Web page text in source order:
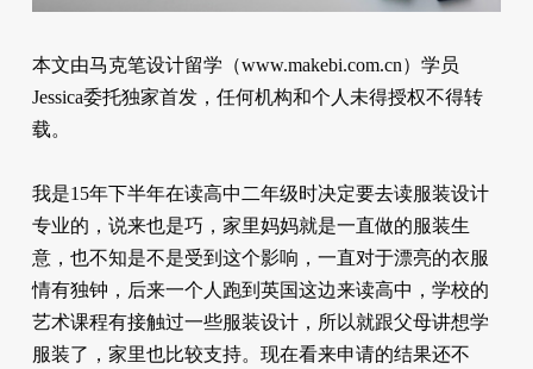
本文由马克笔设计留学（www.makebi.com.cn）学员
Jessica委托独家首发，任何机构和个人未得授权不得转
载。
我是15年下半年在读高中二年级时决定要去读服装设计
专业的，说来也是巧，家里妈妈就是一直做的服装生
意，也不知是不是受到这个影响，一直对于漂亮的衣服
情有独钟，后来一个人跑到英国这边来读高中，学校的
艺术课程有接触过一些服装设计，所以就跟父母讲想学
服装了，家里也比较支持。现在看来申请的结果还不